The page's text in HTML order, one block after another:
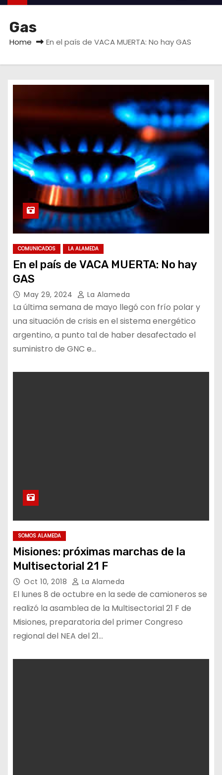
Gas
Home En el país de VACA MUERTA: No hay GAS
COMUNICADOS LA ALAMEDA
En el país de VACA MUERTA: No hay
GAS
May 29, 2024 La Alameda
La última semana de mayo llegó con frío polar y
una situación de crisis en el sistema energético
argentino, a punto tal de haber desafectado el
suministro de GNC e…
SOMOS ALAMEDA
Misiones: próximas marchas de la
Multisectorial 21 F
Oct 10, 2018 La Alameda
El lunes 8 de octubre en la sede de camioneros se
realizó la asamblea de la Multisectorial 21 F de
Misiones, preparatoria del primer Congreso
regional del NEA del 21…